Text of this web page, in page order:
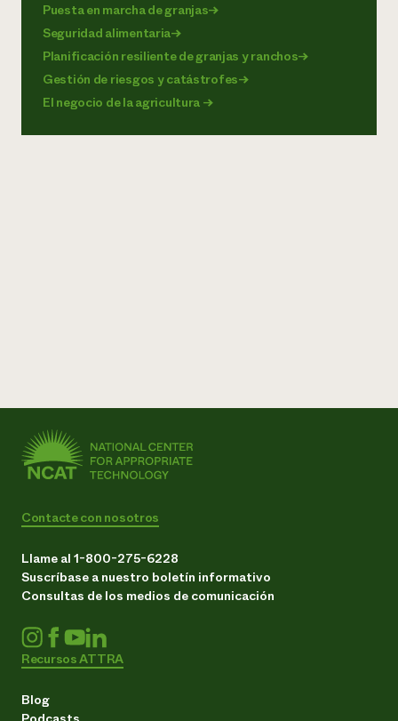
Puesta en marcha de granjas→
Seguridad alimentaria→
Planificación resiliente de granjas y ranchos→
Gestión de riesgos y catástrofes→
El negocio de la agricultura →
Contacte con nosotros
Llame al 1-800-275-6228
Suscríbase a nuestro boletín informativo
Consultas de los medios de comunicación
Recursos ATTRA
Blog